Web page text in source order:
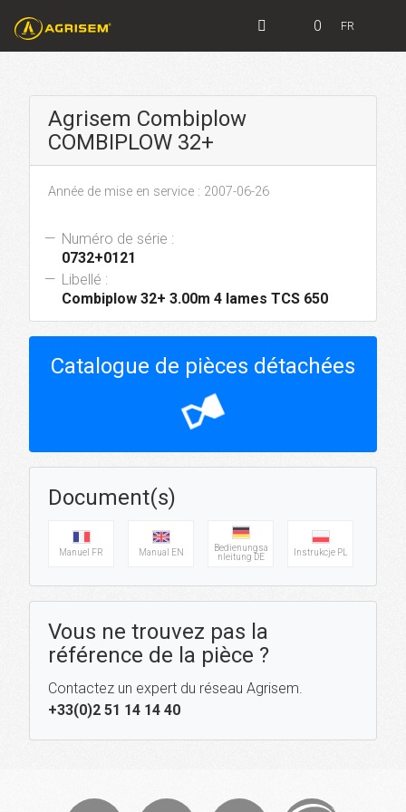
0 FR
Agrisem Combiplow
COMBIPLOW 32+
Année de mise en service : 2007-06-26
Numéro de série :
0732+0121
Libellé :
Combiplow 32+ 3.00m 4 lames TCS 650
Catalogue de pièces détachées
hourglass_top
Document(s)
Manuel FR Manual EN
Bedienungsa
nleitung DE
Instrukcje PL
Vous ne trouvez pas la
référence de la pièce ?
Contactez un expert du réseau Agrisem.
+33(0)2 51 14 14 40